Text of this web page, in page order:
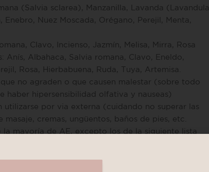
(Salvia sclarea), Manzanilla, Lavanda (Lavandula
Nuez Moscada, Orégano, Perejil, Menta,
Clavo, Incienso, Jazmín, Melisa, Mirra, Rosa
Albahaca, Salvia romana, Clavo, Eneldo,
Rosa, Hierbabuena, Ruda, Tuya, Artemisa.
no agraden o que causen malestar (sobre todo
haber hipersensibilidad olfativa y nauseas)
por via externa (cuidando no superar las
cremas, ungüentos, baños de pies, etc.
mayoría de AE, excepto los de la siguiente lista